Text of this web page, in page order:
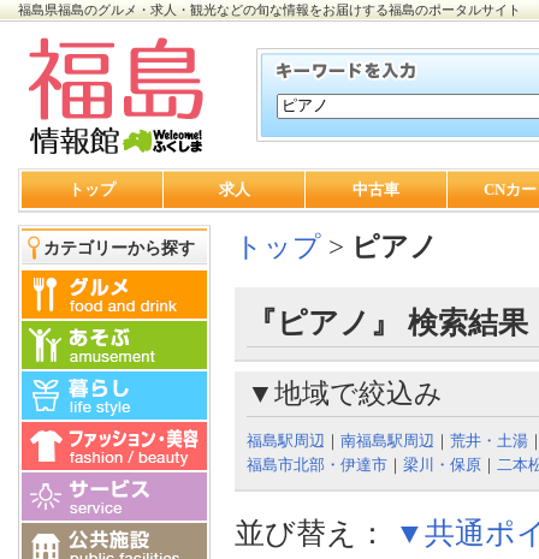
福島県福島のグルメ・求人・観光などの旬な情報をお届けする福島のポータルサイト
トップ 求人 中古車 CNカ
カテゴリーから探す トップ > ピアノ
『ピアノ』 検索結
▼地域で絞込み
福島駅周辺 ｜ 南福島駅周辺 ｜ 荒井・土湯
福島市北部・伊達市 ｜ 梁川・保原 ｜ 二本
並び替え：
▼共通ポ